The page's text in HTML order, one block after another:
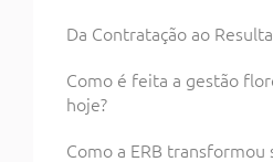
Da Contratação ao
Como é feita a gestão
hoje?
Como a ERB